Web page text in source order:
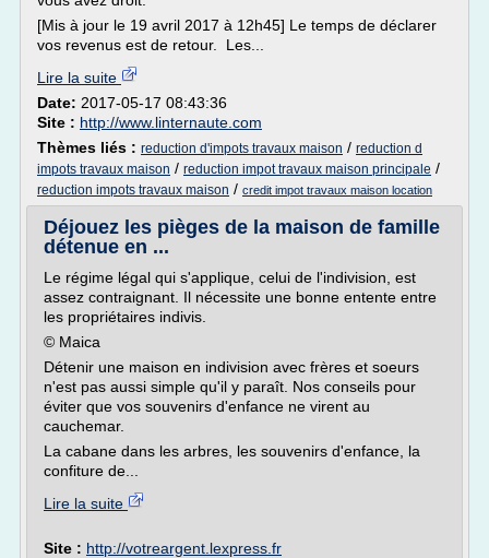
[Mis à jour le 19 avril 2017 à 12h45] Le temps de déclarer
vos revenus est de retour. Les...
Lire la suite
Date: 2017-05-17 08:43:36
Site : http://www.linternaute.com
Thèmes liés : reduction d'impots travaux maison / reduction d
impots travaux maison / reduction impot travaux maison principale /
reduction impots travaux maison / credit impot travaux maison location
Déjouez les pièges de la maison de famille
détenue en ...
Le régime légal qui s'applique, celui de l'indivision, est
assez contraignant. Il nécessite une bonne entente entre
les propriétaires indivis.
© Maica
Détenir une maison en indivision avec frères et soeurs
n'est pas aussi simple qu'il y paraît. Nos conseils pour
éviter que vos souvenirs d'enfance ne virent au
cauchemar.
La cabane dans les arbres, les souvenirs d'enfance, la
confiture de...
Lire la suite
Site : http://votreargent.lexpress.fr